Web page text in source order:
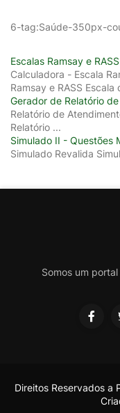
6-tag:Saúde-350px-
Escalas Ramsay e RASS
Calculadora - Escala
Ramsay e RASS
Gerador de Relatório
Relatório de
Relatório ...
Simulado II - Questões
Simulado Revalida
Somos um
Direitos Reservados a